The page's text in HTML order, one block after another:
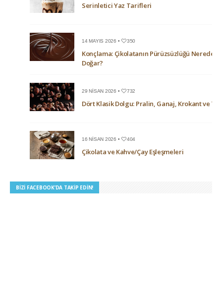
Serinletici Yaz Tarifleri
14 MAYIS 2026 • 350
Konçlama: Çikolatanın Pürüzsüzlüğü Nerede
Doğar?
29 NISAN 2026 • 732
Dört Klasik Dolgu: Pralin, Ganaj, Krokant ve
16 NISAN 2026 • 404
Çikolata ve Kahve/Çay Eşleşmeleri
BIZI FACEBOOK’DA TAKIP EDIN!